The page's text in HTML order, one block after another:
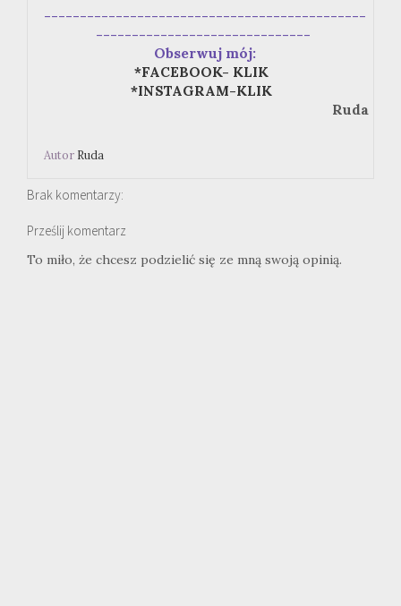
---------------------------------------------
------------------------------
Obserwuj mój:
*FACEBOOK- KLIK
*INSTAGRAM-KLIK
Ruda
Autor Ruda
Brak komentarzy:
Prześlij komentarz
To miło, że chcesz podzielić się ze mną swoją opinią.